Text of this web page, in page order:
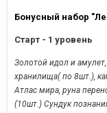
Бонусный набор
Старт - 1 уровень
Золотой идол и
хранилища( по 8шт.),
Атлас мира, руна
(10шт.) Сундук